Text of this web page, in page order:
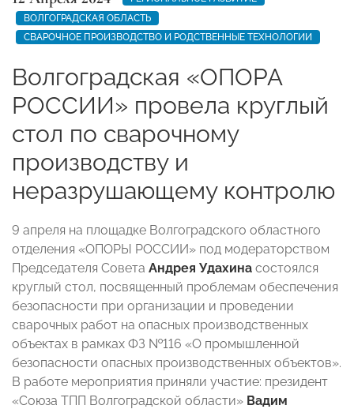
ВОЛГОГРАДСКАЯ ОБЛАСТЬ
СВАРОЧНОЕ ПРОИЗВОДСТВО И РОДСТВЕННЫЕ ТЕХНОЛОГИИ
Волгоградская «ОПОРА
РОССИИ» провела круглый
стол по сварочному
производству и
неразрушающему контролю
9 апреля на площадке Волгоградского областного
отделения «ОПОРЫ РОССИИ» под модераторством
Председателя Совета Андрея Удахина состоялся
круглый стол, посвященный проблемам обеспечения
безопасности при организации и проведении
сварочных работ на опасных производственных
объектах в рамках ФЗ №116 «О промышленной
безопасности опасных производственных объектов».
В работе мероприятия приняли участие: президент
«Союза ТПП Волгоградской области» Вадим